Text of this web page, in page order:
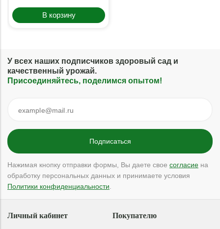
В корзину
У всех наших подписчиков здоровый сад и
качественный урожай.
Присоединяйтесь, поделимся опытом!
Нажимая кнопку отправки формы, Вы даете свое согласие на
обработку персональных данных и принимаете условия
Политики конфиденциальности
Покупателю
Личный кабинет